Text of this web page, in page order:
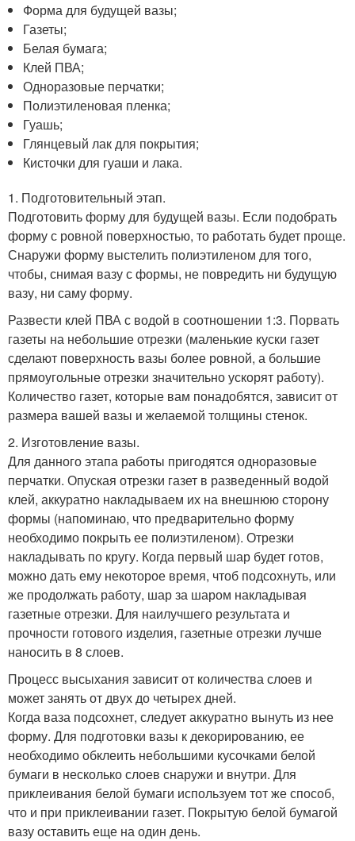
Форма для будущей вазы;
Газеты;
Белая бумага;
Клей ПВА;
Одноразовые перчатки;
Полиэтиленовая пленка;
Гуашь;
Глянцевый лак для покрытия;
Кисточки для гуаши и лака.
1. Подготовительный этап.
Подготовить форму для будущей вазы. Если подобрать
форму с ровной поверхностью, то работать будет проще.
Снаружи форму выстелить полиэтиленом для того,
чтобы, снимая вазу с формы, не повредить ни будущую
вазу, ни саму форму.
Развести клей ПВА с водой в соотношении 1:3. Порвать
газеты на небольшие отрезки (маленькие куски газет
сделают поверхность вазы более ровной, а большие
прямоугольные отрезки значительно ускорят работу).
Количество газет, которые вам понадобятся, зависит от
размера вашей вазы и желаемой толщины стенок.
2. Изготовление вазы.
Для данного этапа работы пригодятся одноразовые
перчатки. Опуская отрезки газет в разведенный водой
клей, аккуратно накладываем их на внешнюю сторону
формы (напоминаю, что предварительно форму
необходимо покрыть ее полиэтиленом). Отрезки
накладывать по кругу. Когда первый шар будет готов,
можно дать ему некоторое время, чтоб подсохнуть, или
же продолжать работу, шар за шаром накладывая
газетные отрезки. Для наилучшего результата и
прочности готового изделия, газетные отрезки лучше
наносить в 8 слоев.
Процесс высыхания зависит от количества слоев и
может занять от двух до четырех дней.
Когда ваза подсохнет, следует аккуратно вынуть из нее
форму. Для подготовки вазы к декорированию, ее
необходимо обклеить небольшими кусочками белой
бумаги в несколько слоев снаружи и внутри. Для
приклеивания белой бумаги используем тот же способ,
что и при приклеивании газет. Покрытую белой бумагой
вазу оставить еще на один день.